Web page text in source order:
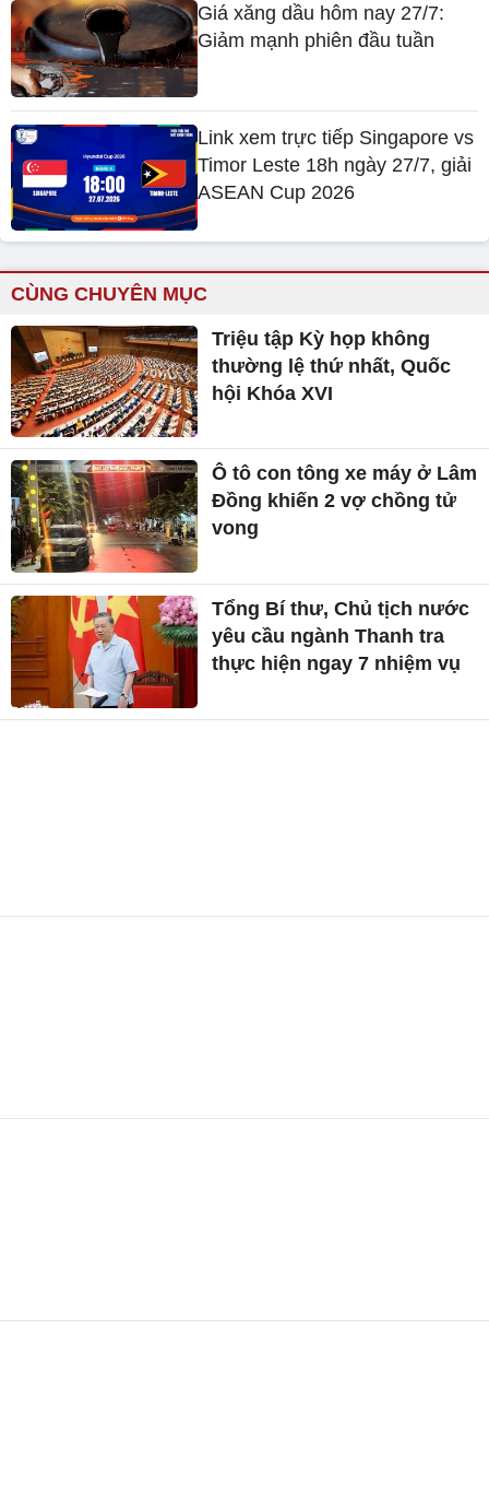
Giá xăng dầu hôm nay 27/7:
Giảm mạnh phiên đầu tuần
Link xem trực tiếp Singapore vs
Timor Leste 18h ngày 27/7, giải
ASEAN Cup 2026
CÙNG CHUYÊN MỤC
Triệu tập Kỳ họp không
thường lệ thứ nhất, Quốc
hội Khóa XVI
Ô tô con tông xe máy ở Lâm
Đồng khiến 2 vợ chồng tử
vong
Tổng Bí thư, Chủ tịch nước
yêu cầu ngành Thanh tra
thực hiện ngay 7 nhiệm vụ